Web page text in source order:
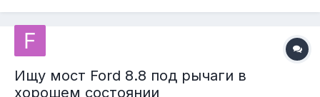
сайт...
Ищу мост Ford 8.8 под рычаги в
хорошем состоянии